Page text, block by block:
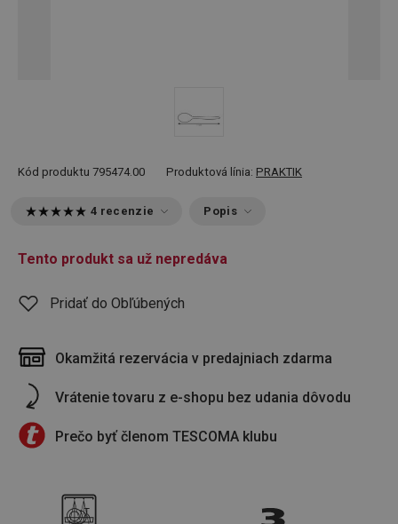
Kód produktu 795474.00 Produktová línia: PRAKTIK
4 recenzie Popis
Tento produkt sa už nepredáva
Pridať do Obľúbených
Okamžitá rezervácia v predajniach zdarma
Vrátenie tovaru z e-shopu bez udania dôvodu
Prečo byť členom TESCOMA klubu